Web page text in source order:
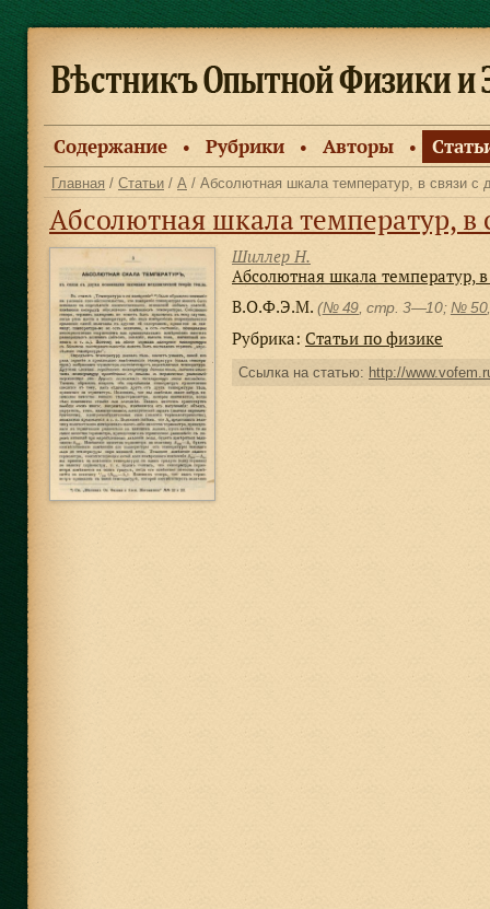
Содержание ● Рубрики ● Авторы ●
Главная / Статьи / А / Абсолютная шкала температур, в связи с
Абсолютная шкала температур, в связи с
Шиллер Н.
Абсолютная шкала температур,
В.О.Ф.Э.М. (№ 49 , стр. 3—10; № 50
Рубрика: Статьи по физике
Ссылка на статью: http://